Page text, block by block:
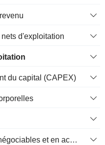
d'exploitation
du capital (CAPEX)
Investissements en titres négociables et en actions, total